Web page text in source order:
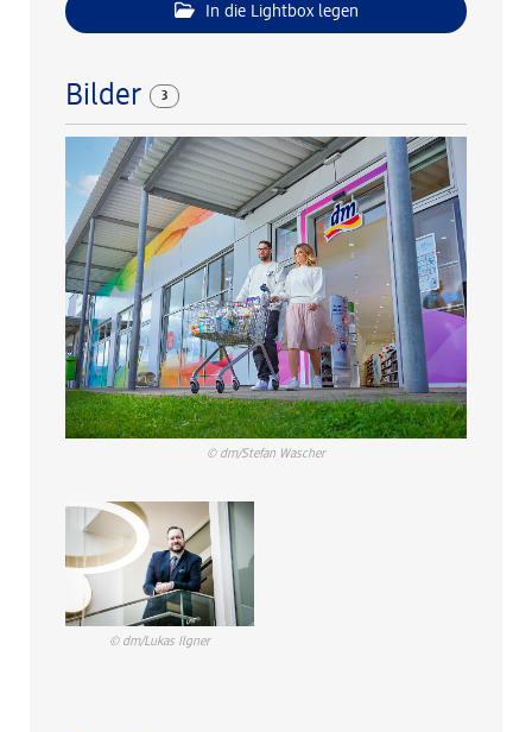
In die Lightbox legen
Bilder 3
© dm/Stefan Wascher
© dm/Lukas Ilgner